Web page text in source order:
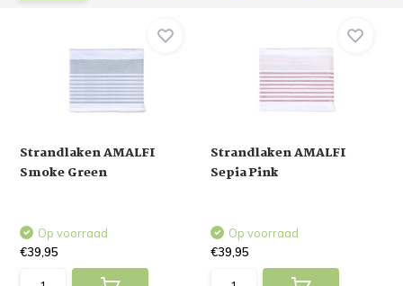
Strandlaken AMALFI
Smoke Green
Op voorraad
€39,95
Strandlaken AMALFI
Sepia Pink
Op voorraad
€39,95